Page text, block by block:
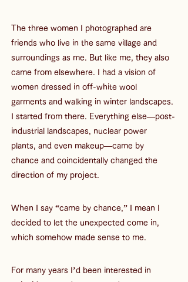
The three women I photographed are
friends who live in the same village and
surroundings as me. But like me, they also
came from elsewhere. I had a vision of
women dressed in off-white wool
garments and walking in winter landscapes.
I started from there. Everything else―post-
industrial landscapes, nuclear power
plants, and even makeup―came by
chance and coincidentally changed the
direction of my project.
When I say “came by chance,” I mean I
decided to let the unexpected come in,
which somehow made sense to me.
For many years I’d been interested in